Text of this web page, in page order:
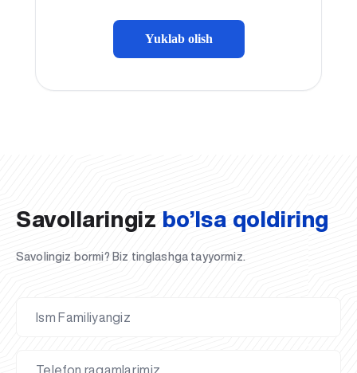
Yuklab olish
Savollaringiz bo’lsa qoldiring
Savolingiz bormi? Biz tinglashga tayyormiz.